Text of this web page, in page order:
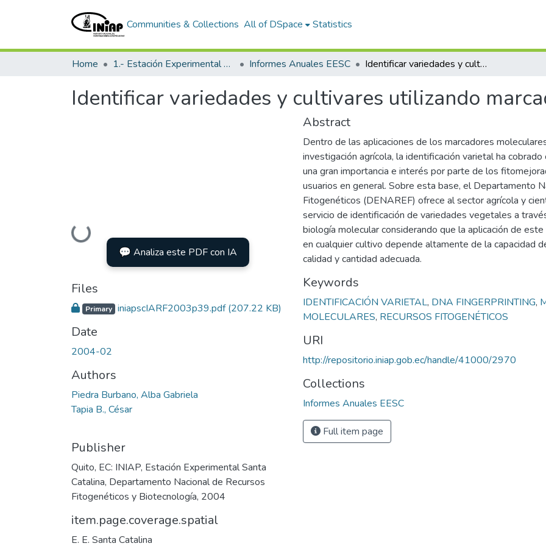
Communities & Collections All of DSpace Statistics
Home 1.- Estación Experimental Santa Catalina Informes Anuales EESC Identificar variedades y cultivares utilizando marcadores moleculares
Identificar variedades y cultivares utilizando
Loading...
💬 Analiza este PDF con IA
Files
Primary iniapscIARF2003p39.pdf(207.22 KB)
Date
2004-02
Authors
Piedra Burbano, Alba Gabriela
Tapia B., César
Publisher
Quito, EC: INIAP, Estación Experimental Santa
Catalina, Departamento Nacional de Recursos
Fitogenéticos y Biotecnología, 2004
item.page.coverage.spatial
E. E. Santa Catalina
Abstract
Dentro de las aplicaciones de los marcadores
investigación agrícola, la identificación varietal ha
una gran importancia e interés por parte de los
usuarios en general. Sobre esta base, el Departamento
Fitogenéticos (DENAREF) ofrece al sector agrícola y
servicio de identificación de variedades vegetales a
biología molecular considerando que la aplicación de
en cualquier cultivo depende altamente de la capacidad
calidad y cantidad adecuada.
Keywords
IDENTIFICACIÓN VARIETAL, DNA FINGERPRINTING,
MOLECULARES, RECURSOS FITOGENÉTICOS
URI
http://repositorio.iniap.gob.ec/handle/41000/2970
Collections
Informes Anuales EESC
Full item page